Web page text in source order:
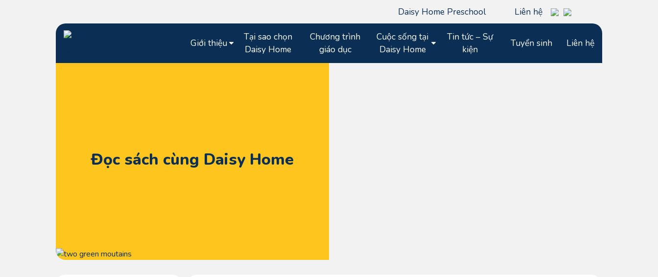
Daisy Home Preschool Liên hệ
Giới thiệu
Tại sao chọn
Daisy Home
Chương trình
giáo dục
Cuộc sống tại
Daisy Home
Tin tức – Sự
kiện
Tuyển sinh Liên hệ
Đọc sách cùng Daisy Home